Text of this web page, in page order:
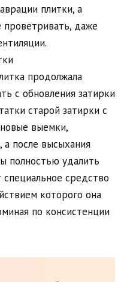
плитки, а
даже
продолжала
с обновления затирки
старой затирки с
выемки,
а после высыхания
полностью удалить
средство
которого она
по консистенции